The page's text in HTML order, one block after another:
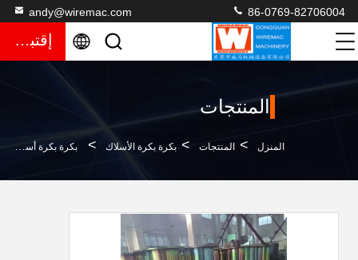
andy@wiremac.com 86-0769-82706004
إقتباس
المنتجات
المنزل > المنتجات > بكرة بكرة الأسلاك > بكرة بكرة أسلاك الفولاذ الصناعية 400 مم مقاومة التآكل المتينة